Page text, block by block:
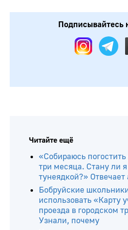
Подписывайтесь
Читайте ещё
«Собираюсь погостить